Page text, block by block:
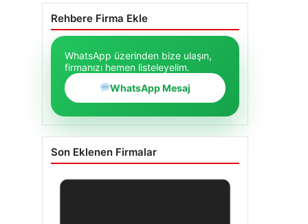
Rehbere Firma Ekle
WhatsApp üzerinden bize ulaşın,
firmanızı hemen listeleyelim.
WhatsApp Mesaj
Son Eklenen Firmalar